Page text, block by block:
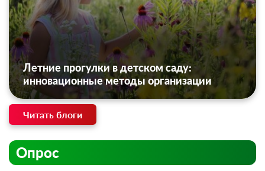
Летние прогулки в детском саду:
инновационные методы организации
Читать блоги
Опрос